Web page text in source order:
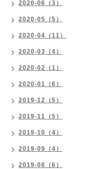
2020-06（3）
2020-05（5）
2020-04（11）
2020-03（4）
2020-02（1）
2020-01（6）
2019-12（5）
2019-11（5）
2019-10（4）
2019-09（4）
2019-08（6）